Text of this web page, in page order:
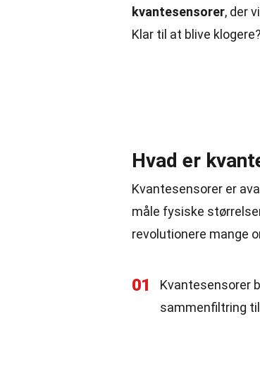
kvantesensorer, der
Klar til at blive
Hvad er
Kvantesensorer er
måle fysiske
revolutionere mange
01
Kvantesensorer
sammenfiltring